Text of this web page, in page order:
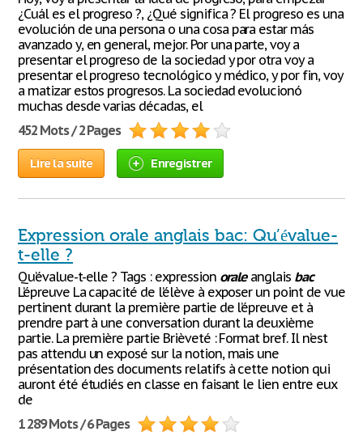
¿Cuál es el progreso ?, ¿Qué significa ? El progreso es una
evolución de una persona o una cosa para estar más
avanzado y, en general, mejor. Por una parte, voy a
presentar el progreso de la sociedad y por otra voy a
presentar el progreso tecnológico y médico, y por fin, voy
a matizar estos progresos. La sociedad evolucionó
muchas desde varias décadas, el
452 Mots / 2 Pages
Lire la suite Enregistrer
Expression orale anglais bac: Qu’évalue-
t-elle ?
Qu’évalue-t-elle ? Tags : expression oraleanglais bac
L’épreuve La capacité de l’élève à exposer un point de vue
pertinent durant la première partie de l’épreuve et à
prendre part à une conversation durant la deuxième
partie. La première partie Brièveté : Format bref. Il n’est
pas attendu un exposé sur la notion, mais une
présentation des documents relatifs à cette notion qui
auront été étudiés en classe en faisant le lien entre eux
de
1 289 Mots / 6 Pages